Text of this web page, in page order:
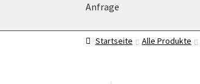
Anfrage
Startseite Alle Produkte